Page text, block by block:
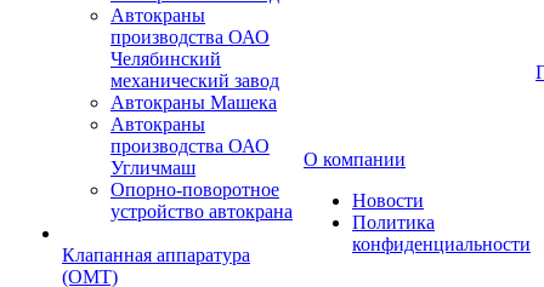
Автокраны
производства ОАО
Челябинский
механический завод
Автокраны Машека
Автокраны
производства ОАО
Угличмаш
Опорно-поворотное
устройство автокрана
Клапанная аппаратура
(OMT)
О компании
Новости
Политика
конфиденциальности